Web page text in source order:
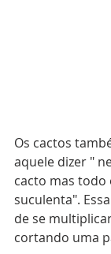
Os cactos
aquele dizer "
cacto mas todo
suculenta".
de se
cortando uma